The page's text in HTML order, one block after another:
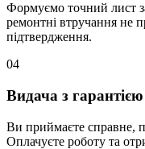
Формуємо точний лист
ремонтні втручання не
підтвердження.
04
Видача з гарантією
Ви приймаєте справне,
Оплачуєте роботу та